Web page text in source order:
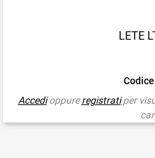
LETE
Accedioppureregistrati per